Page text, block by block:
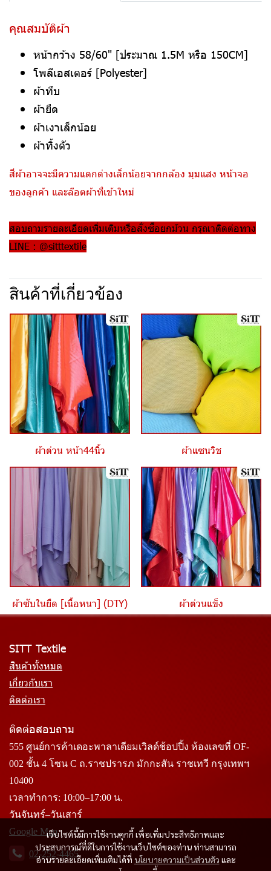
คุณสมบัติผ้า
หน้ากว้าง 58/60" [ประมาณ 1.5M หรือ 150CM]
โพลีเอสเตอร์ [Polyester]
ผ้าทึบ
ผ้ายืด
ผ้าเงาเล็กน้อย
ผ้าทิ้งตัว
สีผ้าอาจจะมีความแตกต่างเล็กน้อยจากกล้อง มุมแสง หน้าจอ
ของลูกค้า และล๊อตผ้าที่เข้าใหม่
สอบถามรายละเอียดเพิ่มเติมหรือสั่งซื้อยกม้วน กรุณาติดต่อทาง
LINE : @sitttextile
สินค้าที่เกี่ยวข้อง
ผ้าต่วน หน้า44นิ้ว ผ้าแซนวิช
ผ้าซับในยืด [เนื้อหนา] (DTY) ผ้าต่วนแข็ง
เว็บไซต์นี้มีการใช้งานคุกกี้ เพื่อเพิ่มประสิทธิภาพและ
ประสบการณ์ที่ดีในการใช้งานเว็บไซต์ของท่าน ท่านสามารถ
อ่านรายละเอียดเพิ่มเติมได้ที่ นโยบายความเป็นส่วนตัว และ
SITT Textile
สินค้าทั้งหมด
เกี่ยวกับเรา
ติดต่อเรา
ติดต่อสอบถาม
555 ศูนย์การค้าเดอะพาลาเดียมเวิลด์ช้อปปิ้ง ห้องเลขที่ OF-
002 ชั้น 4 โซน C ถ.ราชปรารภ มักกะสัน ราชเทวี กรุงเทพฯ
10400
เวลาทำการ: 10:00–17:00 น.
วันจันทร์–วันเสาร์
Google Map
02-252-4465